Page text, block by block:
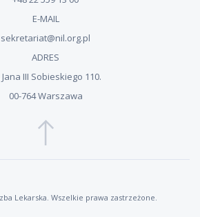
E-MAIL
sekretariat@nil.org.pl
ADRES
Jana III Sobieskiego 110.
00-764 Warszawa
Lekarska. Wszelkie prawa zastrzeżone.